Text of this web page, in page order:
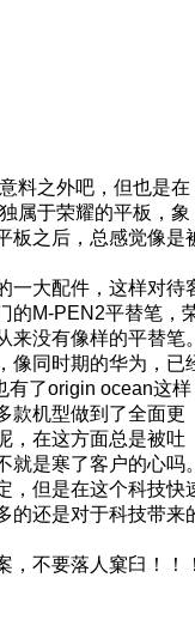
料之外吧，但也是在
属于荣耀的平板，象
板之后，总感觉像是
一大配件，这样对待
的M-PEN2平替笔，
来没有像样的平替笔
像同时期的华为，已
有了origin ocean这样
款机型做到了全面更
，在这方面总是被吐
就是寒了客户的心吗
，但是在这个科技快
的还是对于科技带来
，不要落人窠臼！！